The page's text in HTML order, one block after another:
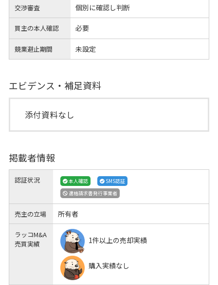
交渉審査 個別に確認し判断
買主の本人確認 必要
競業避止期間 未設定
エビデンス・補足資料
添付資料なし
掲載者情報
認証状況 本人確認
SMS認証
適格請求書発行事業者
売主の立場 所有者
ラッコM&A
売買実績
1件以上の売却実績
購入実績なし